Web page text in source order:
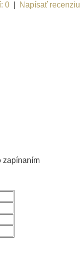
0 Napísať recenziu
zapínaním